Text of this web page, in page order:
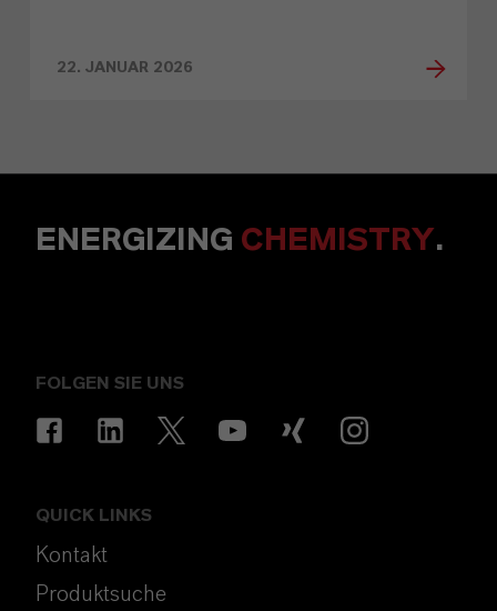
22. JANUAR 2026
ENERGIZING CHEMISTRY.
FOLGEN SIE UNS
QUICK LINKS
Kontakt
Produktsuche